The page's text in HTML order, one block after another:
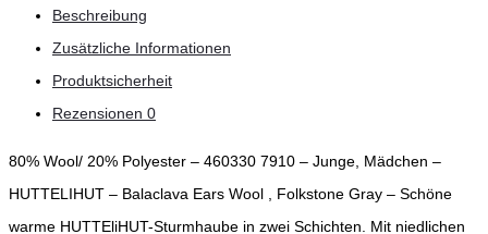
Beschreibung
Zusätzliche Informationen
Produktsicherheit
Rezensionen 0
80% Wool/ 20% Polyester – 460330 7910 – Junge, Mädchen –
HUTTELIHUT – Balaclava Ears Wool , Folkstone Gray – Schöne
warme HUTTEliHUT-Sturmhaube in zwei Schichten. Mit niedlichen